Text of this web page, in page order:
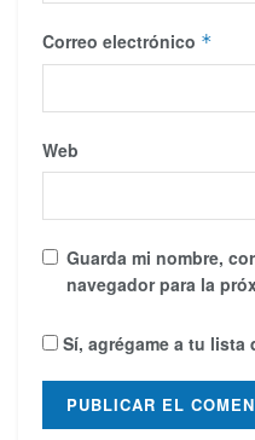
Correo electrónico *
Web
Guarda mi nombre,
navegador para la
Sí, agrégame a tu lista